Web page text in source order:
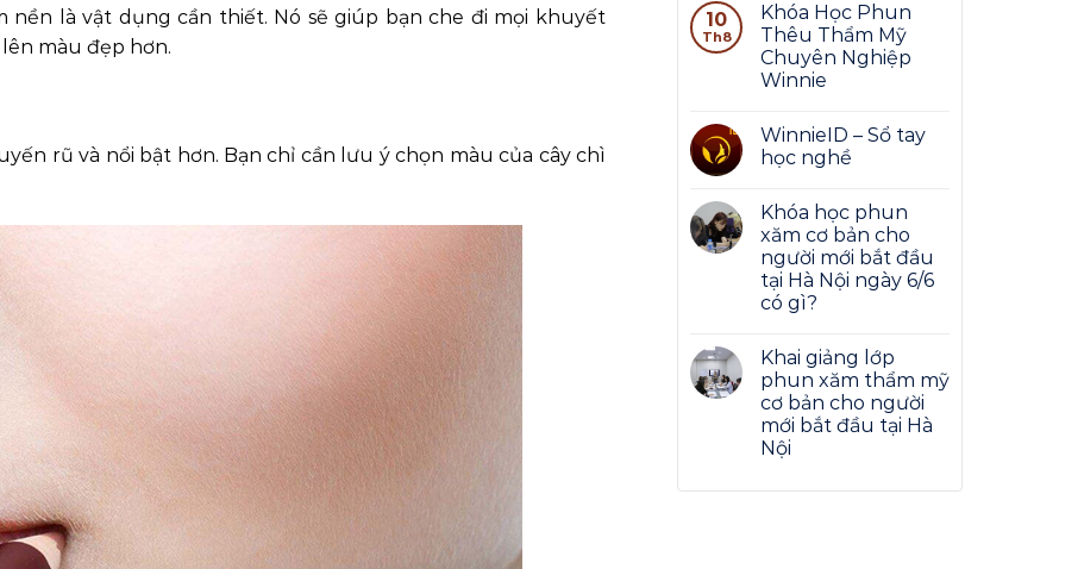
nền là vật dụng cần thiết. Nó sẽ giúp bạn che đi mọi khuyết
màu đẹp hơn.
rũ và nổi bật hơn. Bạn chỉ cần lưu ý chọn màu của cây chì
10
Th8
Khóa Học Phun
Thêu Thẩm Mỹ
Chuyên Nghiệp
Winnie
WinnieID – Sổ tay
học nghề
Khóa học phun
xăm cơ bản cho
người mới bắt đầu
tại Hà Nội ngày 6/6
có gì?
Khai giảng lớp
phun xăm thẩm mỹ
cơ bản cho người
mới bắt đầu tại Hà
Nội